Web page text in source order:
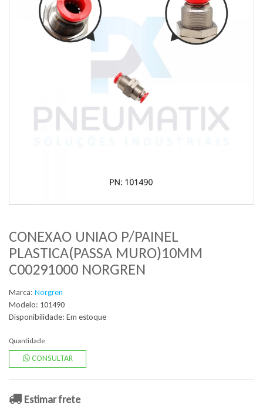
CONEXAO UNIAO P/PAINEL
PLASTICA(PASSA MURO)10MM
C00291000 NORGREN
Marca: Norgren
Modelo: 101490
Disponibilidade: Em estoque
Quantidade
CONSULTAR
Estimar frete